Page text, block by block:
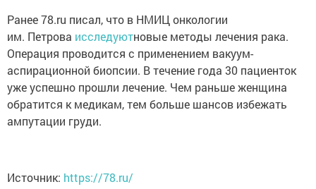
Ранее 78.ru писал, что в НМИЦ онкологии
им. Петрова исследуютновые методы лечения рака.
Операция проводится с применением вакуум-
аспирационной биопсии. В течение года 30 пациенток
уже успешно прошли лечение. Чем раньше женщина
обратится к медикам, тем больше шансов избежать
ампутации груди.
Источник: https://78.ru/